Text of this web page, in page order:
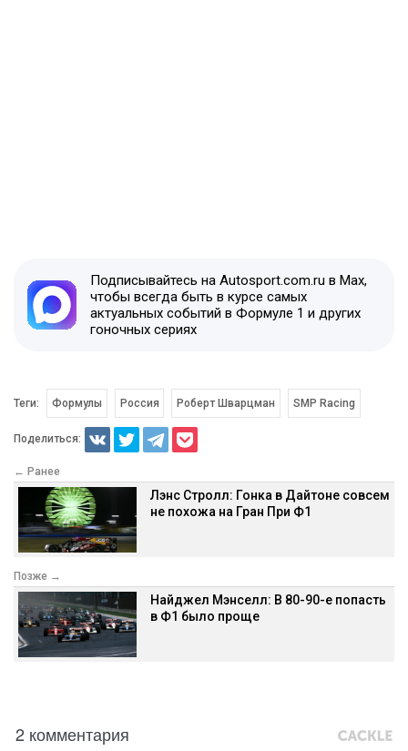
Подписывайтесь на Autosport.com.ru в Max,
чтобы всегда быть в курсе самых
актуальных событий в Формуле 1 и других
гоночных сериях
Теги: Формулы Россия Роберт Шварцман SMP Racing
Поделиться:
← Ранее
Лэнс Стролл: Гонка в Дайтоне совсем
не похожа на Гран При Ф1
Позже →
Найджел Мэнселл: В 80-90-е попасть
в Ф1 было проще
2 комментария